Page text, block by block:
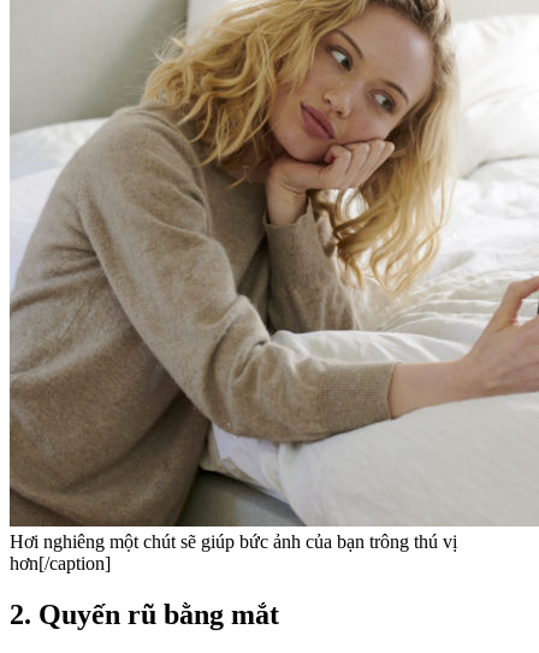
Hơi nghiêng một chút sẽ giúp bức ảnh của bạn trông thú vị
hơn[/caption]
2. Quyến rũ bằng mắt